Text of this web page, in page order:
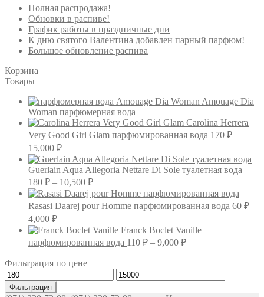
Полная распродажа!
Обновки в распиве!
График работы в праздничные дни
К дню святого Валентина добавлен парный парфюм!
Большое обновление распива
Корзина
Товары
Amouage Dia
Woman парфюмерная вода
Carolina Herrera
Very Good Girl Glam парфюмированная вода 170 ₽ –
15,000 ₽Диапазон
цен:
170 ₽
–
15,000 ₽
Guerlain Aqua Allegoria Nettare Di Sole туалетная вода
180 ₽ – 10,500 ₽Диапазон
цен:
180 ₽
10,500 ₽
Rasasi Daarej pour Homme парфюмированная вода 60 ₽ –
4,000 ₽Диапазон
цен:
60 ₽
4,000 ₽
Franck Boclet Vanille
парфюмированная вода 110 ₽ – 9,000 ₽Диапазон
Фильтрация по цене
Минимальная
цена
Максимальная
цена
Фильтрация